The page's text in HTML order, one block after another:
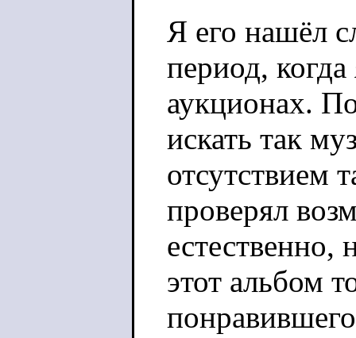
Я его нашёл
период,
аукционах.
искать так
отсутствием
проверял
естественно,
этот альбом